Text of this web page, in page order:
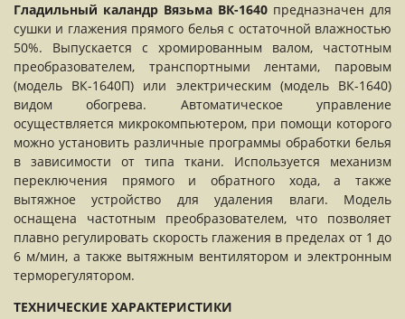
Гладильный каландр Вязьма ВК-1640 предназначен для
сушки и глажения прямого белья с остаточной влажностью
50%. Выпускается с хромированным валом, частотным
преобразователем, транспортными лентами, паровым
(модель ВК-1640П) или электрическим (модель ВК-1640)
видом обогрева. Автоматическое управление
осуществляется микрокомпьютером, при помощи которого
можно установить различные программы обработки белья
в зависимости от типа ткани. Используется механизм
переключения прямого и обратного хода, а также
вытяжное устройство для удаления влаги. Модель
оснащена частотным преобразователем, что позволяет
плавно регулировать скорость глажения в пределах от 1 до
6 м/мин, а также вытяжным вентилятором и электронным
терморегулятором.
ТЕХНИЧЕСКИЕ ХАРАКТЕРИСТИКИ